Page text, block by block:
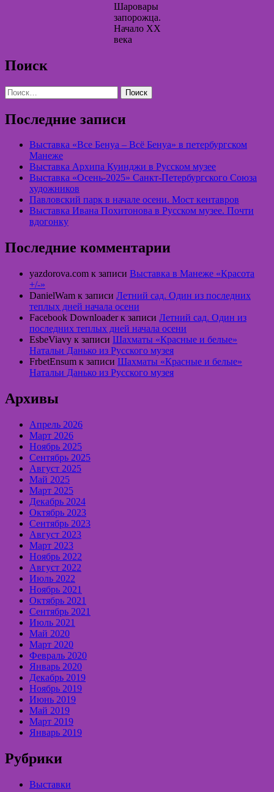
Шаровары
запорожца.
Начало XX
века
Поиск
Найти:
Последние записи
Выставка «Все Бенуа – Всё Бенуа» в петербургском
Манеже
Выставка Архипа Куинджи в Русском музее
Выставка «Осень-2025» Санкт-Петербургского Союза
художников
Павловский парк в начале осени. Мост кентавров
Выставка Ивана Похитонова в Русском музее. Почти
вдогонку
Последние комментарии
yazdorova.com к записи Выставка в Манеже «Красота
+/-»
DanielWam к записи Летний сад. Один из последних
теплых дней начала осени
Facebook Downloaderк записи Летний сад. Один из
последних теплых дней начала осени
EsbeViavy к записи Шахматы «Красные и белые»
Натальи Данько из Русского музея
FrbetEnsum к записи Шахматы «Красные и белые»
Натальи Данько из Русского музея
Архивы
Апрель 2026
Март 2026
Ноябрь 2025
Сентябрь 2025
Август 2025
Май 2025
Март 2025
Декабрь 2024
Октябрь 2023
Сентябрь 2023
Август 2023
Март 2023
Ноябрь 2022
Август 2022
Июль 2022
Ноябрь 2021
Октябрь 2021
Сентябрь 2021
Июль 2021
Май 2020
Март 2020
Февраль 2020
Январь 2020
Декабрь 2019
Ноябрь 2019
Июнь 2019
Май 2019
Март 2019
Январь 2019
Рубрики
Выставки